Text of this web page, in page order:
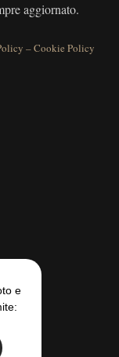
aggiornato.
–Cookie Policy
e